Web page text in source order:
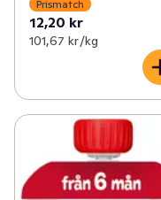
Prismatch
12,20 kr
101,67 kr /kg